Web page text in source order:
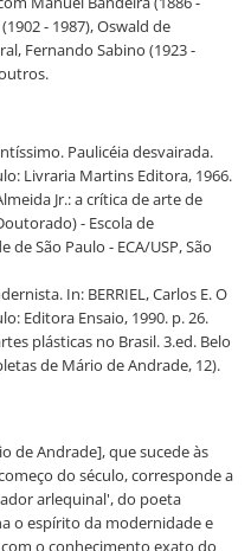
- 1987), Oswald de
Fernando Sabino (1923 -
Paulicéia desvairada.
Livraria Martins Editora, 1966.
Jr.: a crítica de arte de
- Escola de
São Paulo - ECA/USP, São
In: BERRIEL, Carlos E. O
Editora Ensaio, 1990. p. 26.
plásticas no Brasil. 3.ed. Belo
de Mário de Andrade, 12).
de Andrade], que sucede às
do século, corresponde a
arlequinal', do poeta
o espírito da modernidade e
o conhecimento exato do